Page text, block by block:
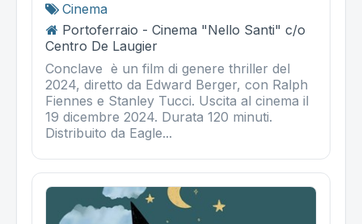
Cinema
Portoferraio - Cinema "Nello Santi" c/o
Centro De Laugier
Conclave è un film di genere thriller del
2024, diretto da Edward Berger, con Ralph
Fiennes e Stanley Tucci. Uscita al cinema il
19 dicembre 2024. Durata 120 minuti.
Distribuito da Eagle...